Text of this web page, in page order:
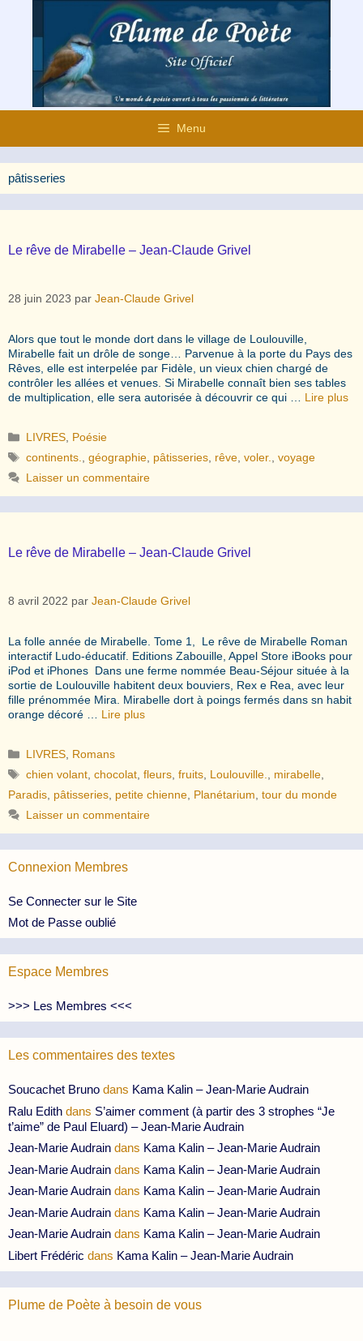
contenu
Menu
pâtisseries
Le rêve de Mirabelle – Jean-Claude Grivel
28 juin 2023 par Jean-Claude Grivel
Alors que tout le monde dort dans le village de Loulouville,
Mirabelle fait un drôle de songe… Parvenue à la porte du Pays des
Rêves, elle est interpelée par Fidèle, un vieux chien chargé de
contrôler les allées et venues. Si Mirabelle connaît bien ses tables
de multiplication, elle sera autorisée à découvrir ce qui … Lire plus
Catégories
LIVRES Poésie
Étiquettes
continents. ,géographie pâtisseries rêve ,voler. ,voyage
Laisser un commentaire
Le rêve de Mirabelle – Jean-Claude Grivel
8 avril 2022 par Jean-Claude Grivel
La folle année de Mirabelle. Tome 1, Le rêve de Mirabelle Roman
interactif Ludo-éducatif. Editions Zabouille, Appel Store iBooks pour
iPod et iPhones Dans une ferme nommée Beau-Séjour située à la
sortie de Loulouville habitent deux bouviers, Rex e Rea, avec leur
fille prénommée Mira. Mirabelle dort à poings fermés dans sn habit
orange décoré … Lire plus
Catégories
LIVRES Romans
Étiquettes
chien volant ,chocolat ,fleurs ,fruits Loulouville. mirabelle
Paradis pâtisseries petite chienne Planétarium tour du monde
Laisser un commentaire
Connexion Membres
Se Connecter sur le Site
Mot de Passe oublié
Espace Membres
>>> Les Membres <<<
Les commentaires des textes
Soucachet Bruno dans Kama Kalin – Jean-Marie Audrain
Ralu Edith dans S’aimer comment (à partir des 3 strophes “Je
t’aime” de Paul Eluard) – Jean-Marie Audrain
Jean-Marie Audrain dans Kama Kalin – Jean-Marie Audrain
Jean-Marie Audrain dans Kama Kalin – Jean-Marie Audrain
Jean-Marie Audrain dans Kama Kalin – Jean-Marie Audrain
Jean-Marie Audrain dans Kama Kalin – Jean-Marie Audrain
Jean-Marie Audrain dans Kama Kalin – Jean-Marie Audrain
Libert Frédéric dans Kama Kalin – Jean-Marie Audrain
Plume de Poète à besoin de vous